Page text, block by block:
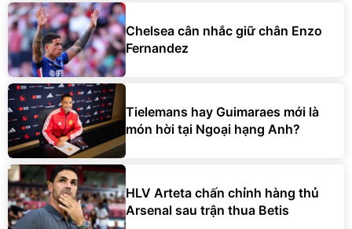
Chelsea cân nhắc giữ chân Enzo
Fernandez
Tielemans hay Guimaraes mới là
món hời tại Ngoại hạng Anh?
HLV Arteta chấn chỉnh hàng thủ
Arsenal sau trận thua Betis